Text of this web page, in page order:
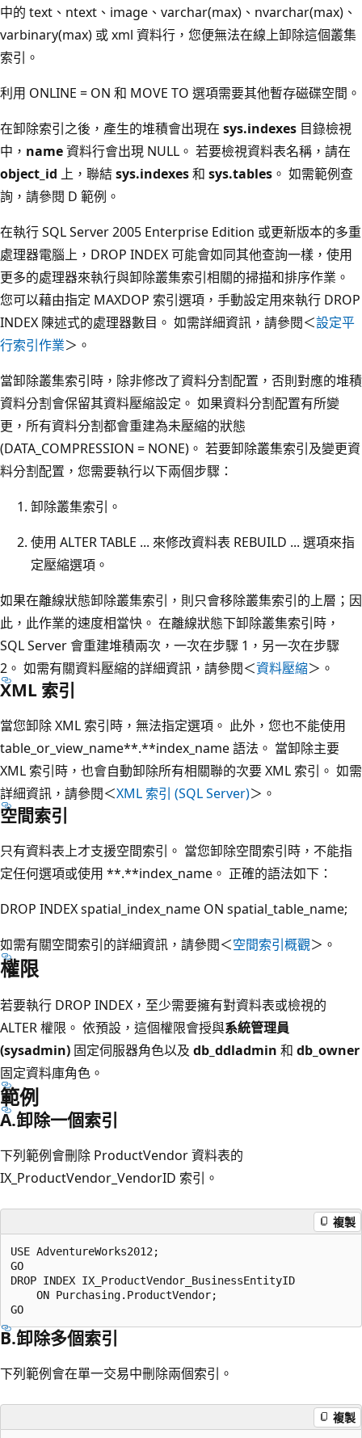
中的 text、ntext、image、varchar(max)、nvarchar(max)、
varbinary(max) 或 xml 資料行，您便無法在線上卸除這個叢集
索引。
利用 ONLINE = ON 和 MOVE TO 選項需要其他暫存磁碟空間。
在卸除索引之後，產生的堆積會出現在 sys.indexes 目錄檢視
中， name資料行會出現 NULL。 若要檢視資料表名稱，請在
object_id 上，聯結sys.indexes和 sys.tables 。 如需範例查
詢，請參閱 D 範例。
在執行 SQL Server 2005 Enterprise Edition 或更新版本的多重
處理器電腦上，DROP INDEX 可能會如同其他查詢一樣，使用
更多的處理器來執行與卸除叢集索引相關的掃描和排序作業。
您可以藉由指定 MAXDOP 索引選項，手動設定用來執行 DROP
INDEX 陳述式的處理器數目。 如需詳細資訊，請參閱＜設定平
行索引作業＞。
當卸除叢集索引時，除非修改了資料分割配置，否則對應的堆積
資料分割會保留其資料壓縮設定。 如果資料分割配置有所變
更，所有資料分割都會重建為未壓縮的狀態
(DATA_COMPRESSION = NONE)。 若要卸除叢集索引及變更資
料分割配置，您需要執行以下兩個步驟：
卸除叢集索引。
使用 ALTER TABLE ... 來修改資料表 REBUILD ... 選項來指
定壓縮選項。
如果在離線狀態卸除叢集索引，則只會移除叢集索引的上層；因
此，此作業的速度相當快。 在離線狀態下卸除叢集索引時，
SQL Server 會重建堆積兩次，一次在步驟 1，另一次在步驟
2。 如需有關資料壓縮的詳細資訊，請參閱＜資料壓縮＞。
XML 索引
當您卸除 XML 索引時，無法指定選項。 此外，您也不能使用
table_or_view_name**.**index_name 語法。 當卸除主要
XML 索引時，也會自動卸除所有相關聯的次要 XML 索引。 如需
詳細資訊，請參閱＜XML 索引 (SQL Server)＞。
空間索引
只有資料表上才支援空間索引。 當您卸除空間索引時，不能指
定任何選項或使用 **.**index_name。 正確的語法如下：
DROP INDEX spatial_index_name ON spatial_table_name;
如需有關空間索引的詳細資訊，請參閱＜空間索引概觀＞。
權限
若要執行 DROP INDEX，至少需要擁有對資料表或檢視的
ALTER 權限。 依預設，這個權限會授與系統管理員
(sysadmin) 固定伺服器角色以及 db_ddladmin 和 db_owner
固定資料庫角色。
範例
A.卸除一個索引
下列範例會刪除 ProductVendor 資料表的
IX_ProductVendor_VendorID 索引。
複製
USE AdventureWorks2012;
GO
DROP INDEX IX_ProductVendor_BusinessEntityID
    ON Purchasing.ProductVendor;
B.卸除多個索引
下列範例會在單一交易中刪除兩個索引。
複製